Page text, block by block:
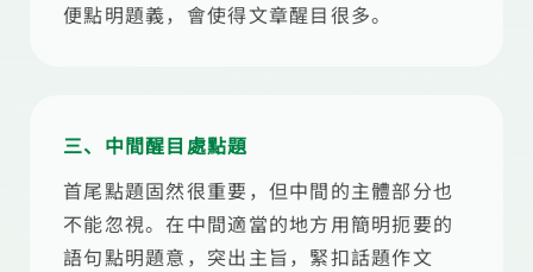
便點明題義，會使得文章醒目很多。
三、中間醒目處點題
首尾點題固然很重要，但中間的主體部分也
不能忽視。在中間適當的地方用簡明扼要的
語句點明題意，突出主旨，緊扣話題作文